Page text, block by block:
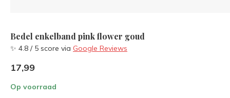
Bedel enkelband pink flower goud
✨ 4.8 / 5 score via Google Reviews
17,99
Op voorraad